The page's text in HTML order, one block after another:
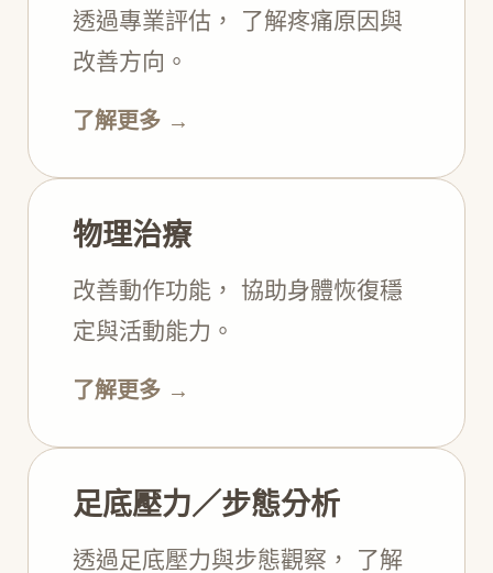
透過專業評估， 了解疼痛原因與
改善方向。
了解更多 →
物理治療
改善動作功能， 協助身體恢復穩
定與活動能力。
了解更多 →
足底壓力／步態分析
透過足底壓力與步態觀察， 了解